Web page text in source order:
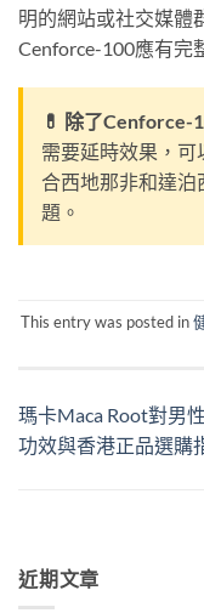
明的網站或社交媒體
Cenforce-100應有完
💊 除了Cenforce-
需要延時效果，可
合西地那非和達泊
題。
This entry was posted in
瑪卡Maca Root對男
功效與香港正品選購
近期文章